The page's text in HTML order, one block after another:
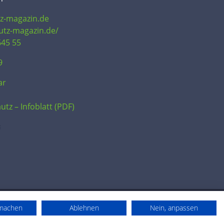
magazin.de
magazin.de/
55
– Infoblatt (PDF)
Ablehnen Nein, anpassen